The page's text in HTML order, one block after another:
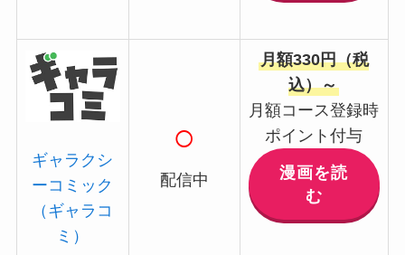
ギャラクシ
ーコミック
（ギャラコ
ミ）
○
配信中
月額330円（税
込）～
月額コース登録時
ポイント付与
漫画を読
む